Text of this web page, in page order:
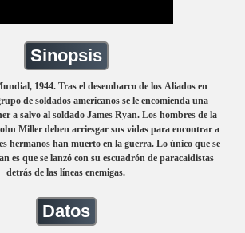
Sinopsis
1944. Tras el desembarco de los Aliados en
de soldados americanos se le encomienda una
a salvo al soldado James Ryan. Los hombres de la
Miller deben arriesgar sus vidas para encontrar a
hermanos han muerto en la guerra. Lo único que se
es que se lanzó con su escuadrón de paracaidistas
detrás de las líneas enemigas.
Datos